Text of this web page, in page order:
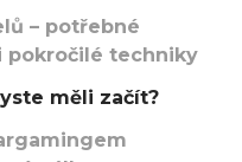
– potřebné
pokročilé techniky
měli začít?